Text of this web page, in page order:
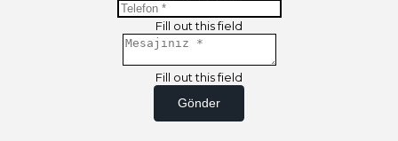
Fill out this field
Fill out this field
Gönder